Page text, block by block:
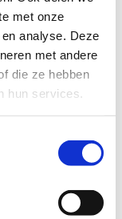
met onze
analyse. Deze
met andere
die ze hebben
hun services.
als